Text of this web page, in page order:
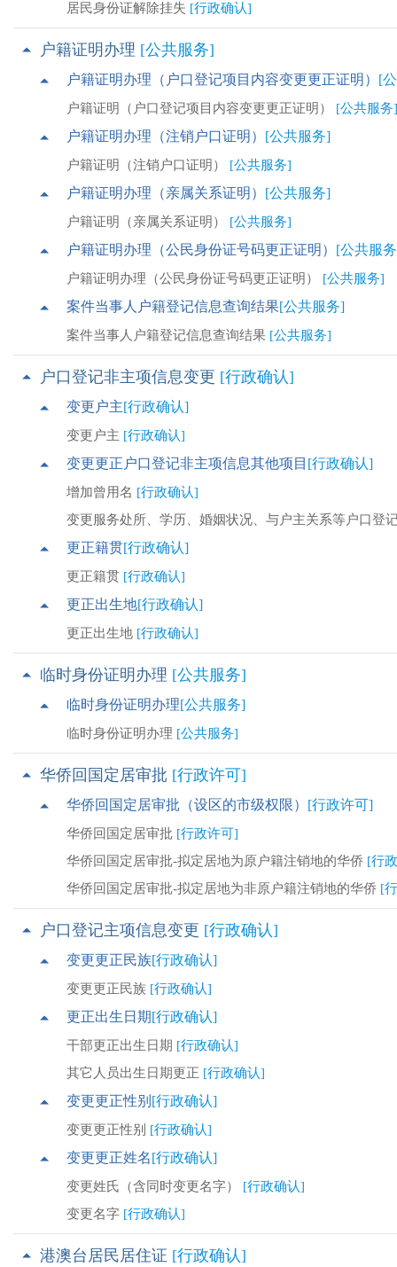
居民身份证解除挂失 [行政确认]
户籍证明办理 [公共服务]
户籍证明办理（户口登记项目内容变更更正证明） [
户籍证明（户口登记项目内容变更更正证明） [公共服务]
户籍证明办理（注销户口证明） [公共服务]
户籍证明（注销户口证明） [公共服务]
户籍证明办理（亲属关系证明） [公共服务]
户籍证明（亲属关系证明） [公共服务]
户籍证明办理（公民身份证号码更正证明） [公共服
户籍证明办理（公民身份证号码更正证明） [公共服务]
案件当事人户籍登记信息查询结果[公共服务]
案件当事人户籍登记信息查询结果 [公共服务]
户口登记非主项信息变更 [行政确认]
变更户主[行政确认]
变更户主 [行政确认]
变更更正户口登记非主项信息其他项目 [行政确认]
增加曾用名 [行政确认]
变更服务处所、学历、婚姻状况、与户主关系等户口登
更正籍贯[行政确认]
更正籍贯 [行政确认]
更正出生地[行政确认]
更正出生地 [行政确认]
临时身份证明办理 [公共服务]
临时身份证明办理[公共服务]
临时身份证明办理 [公共服务]
华侨回国定居审批 [行政许可]
华侨回国定居审批（设区的市级权限） [行政许可]
华侨回国定居审批 [行政许可]
华侨回国定居审批-拟定居地为原户籍注销地的华侨 [行
华侨回国定居审批-拟定居地为非原户籍注销地的华侨 [
户口登记主项信息变更 [行政确认]
变更更正民族[行政确认]
变更更正民族 [行政确认]
更正出生日期[行政确认]
干部更正出生日期 [行政确认]
其它人员出生日期更正 [行政确认]
变更更正性别 [行政确认]
变更更正性别 [行政确认]
变更更正姓名[行政确认]
变更姓氏（含同时变更名字） [行政确认]
变更名字 [行政确认]
港澳台居民居住证 [行政确认]